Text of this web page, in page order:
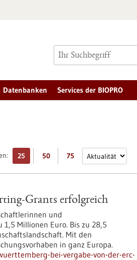
Datenbanken Services der BIOPRO
25 50 75
Grants erfolgreich
und
Millionen Euro. Bis zu 28,5
Mit den
in ganz Europa.
bei-vergabe-von-der-erc-